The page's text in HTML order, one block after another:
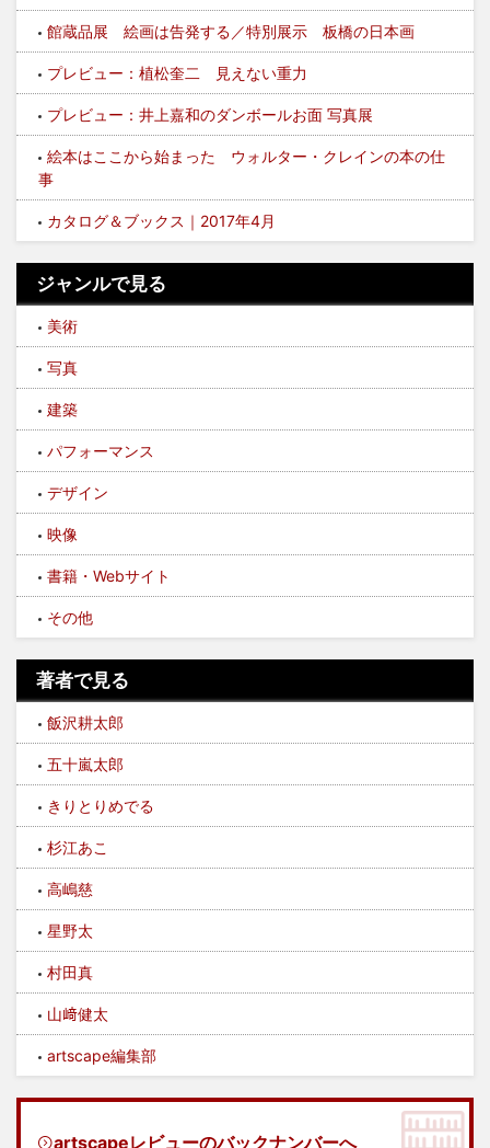
館蔵品展 絵画は告発する／特別展示 板橋の日本画
プレビュー：植松奎二 見えない重力
プレビュー：井上嘉和のダンボールお面 写真展
絵本はここから始まった ウォルター・クレインの本の仕
事
カタログ＆ブックス｜2017年4月
ジャンルで見る
美術
写真
建築
パフォーマンス
デザイン
映像
書籍・Webサイト
その他
著者で見る
飯沢耕太郎
五十嵐太郎
きりとりめでる
杉江あこ
高嶋慈
星野太
村田真
山﨑健太
artscape編集部
artscapeレビューのバックナンバーへ